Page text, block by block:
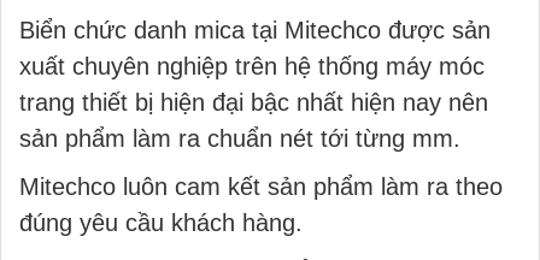
Biển chức danh mica tại Mitechco được sản
xuất chuyên nghiệp trên hệ thống máy móc
trang thiết bị hiện đại bậc nhất hiện nay nên
sản phẩm làm ra chuẩn nét tới từng mm.
Mitechco luôn cam kết sản phẩm làm ra theo
đúng yêu cầu khách hàng.